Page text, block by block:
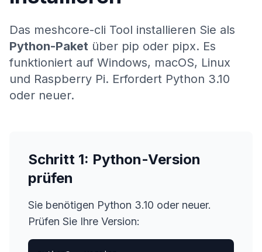
Das meshcore-cli Tool installieren Sie als
Python-Paket über pip oder pipx. Es
funktioniert auf Windows, macOS, Linux
und Raspberry Pi. Erfordert Python 3.10
oder neuer.
Schritt 1: Python-Version
prüfen
Sie benötigen Python 3.10 oder neuer.
Prüfen Sie Ihre Version: